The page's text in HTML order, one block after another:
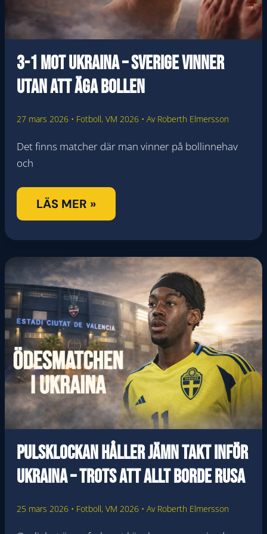
3-1 mot Ukraina – Sverige vinner
utan att äga bollen
27 mars 2026 • Fotboll, VM 2026• Av Roberth Elmersson
Det finns matcher där man vinner på bollinnehav
och
3-
1
MOT
UKRAINA
–
SVERIGE
VINNER
UTAN
ATT
ÄGA
BOLLEN
LÄS MER »
Pulsklockan håller jämn takt inför
Ukraina – trots att allt borde rusa
25 mars 2026 • Fotboll, VM 2026• Av Roberth Elmersson